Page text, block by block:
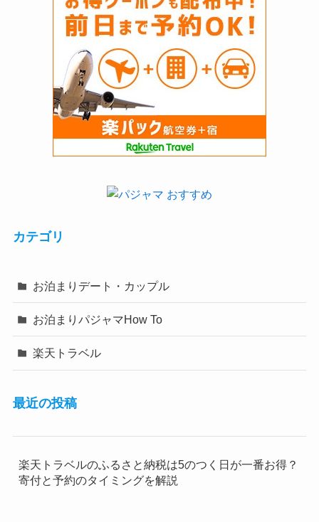
カテゴリ
お泊まりデート・カップル
お泊まりパジャマHow To
楽天トラベル
最近の投稿
楽天トラベルのふるさと納税は5のつく日が一番お得？
寄付と予約のタイミングを解説